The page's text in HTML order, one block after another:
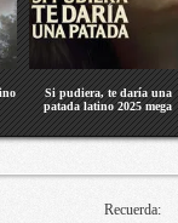
Si pudiera, te daría una
patada latino 2025 mega
Recuerda: